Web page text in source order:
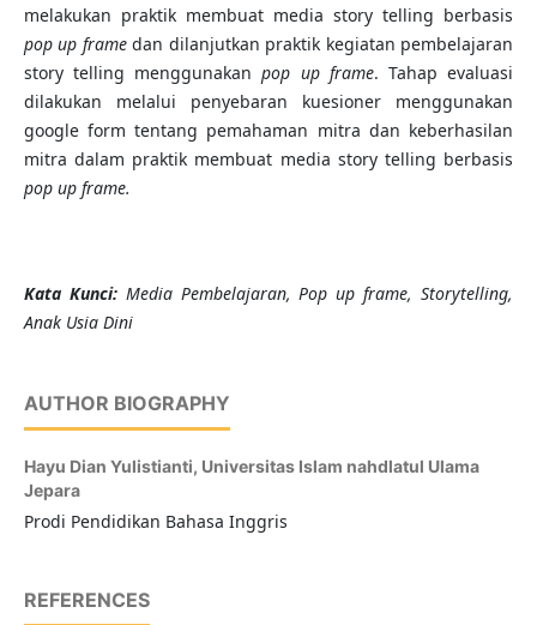
melakukan praktik membuat media story telling berbasis
pop up framedan dilanjutkan praktik kegiatan pembelajaran
story telling menggunakanpop up frame. Tahap evaluasi
dilakukan melalui penyebaran kuesioner menggunakan
google form tentang pemahaman mitra dan keberhasilan
mitra dalam praktik membuat media story telling berbasis
pop up frame.
Kata Kunci: Media Pembelajaran, Pop up frame, Storytelling,
Anak Usia Dini
AUTHOR BIOGRAPHY
Hayu Dian Yulistianti, Universitas Islam nahdlatul Ulama
Jepara
Prodi Pendidikan Bahasa Inggris
REFERENCES